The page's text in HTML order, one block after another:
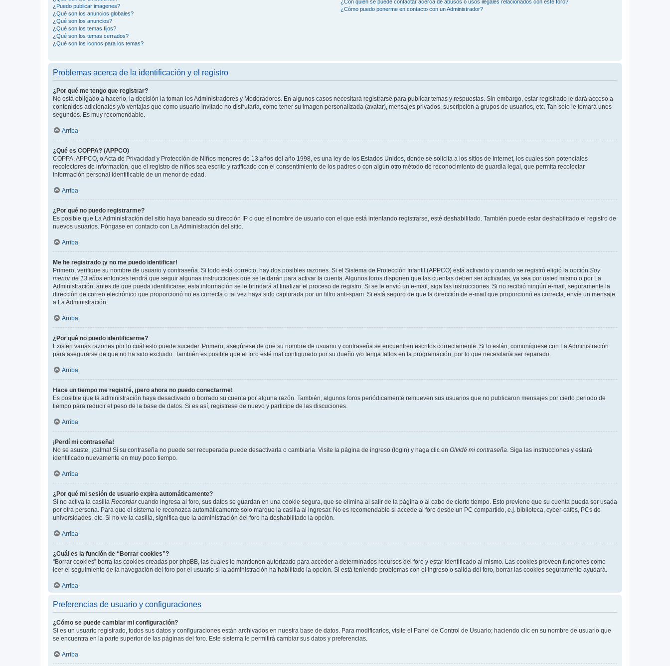
¿Puedo publicar imagenes?
¿Qué son los anuncios globales?
¿Qué son los anuncios?
¿Qué son los temas fijos?
¿Qué son los temas cerrados?
¿Qué son los iconos para los temas?
¿Con quién se puede contactar acerca de abusos o usos ilegales relacionados con este foro?
¿Cómo puedo ponerme en contacto con un Administrador?
Problemas acerca de la identificación y el registro
¿Por qué me tengo que registrar?
No está obligado a hacerlo, la decisión la toman los Administradores y Moderadores. En algunos casos necesitará registrarse para publicar temas y respuestas. Sin embargo, estar registrado le dará acceso a
contenidos adicionales y/o ventajas que como usuario invitado no disfrutaría, como tener su imagen personalizada (avatar), mensajes privados, suscripción a grupos de usuarios, etc. Tan solo le tomará unos
segundos. Es muy recomendable.
Arriba
¿Qué es COPPA? (APPCO)
COPPA, APPCO, o Acta de Privacidad y Protección de Niños menores de 13 años del año 1998, es una ley de los Estados Unidos, donde se solicita a los sitios de Internet, los cuales son potenciales
recolectores de información, que el registro de niños sea escrito y ratificado con el consentimiento de los padres o con algún otro método de reconocimiento de guardia legal, que permita recolectar
información personal identificable de un menor de edad.
Arriba
¿Por qué no puedo registrarme?
Es posible que La Administración del sitio haya baneado su dirección IP o que el nombre de usuario con el que está intentando registrarse, esté deshabilitado. También puede estar deshabilitado el registro de
nuevos usuarios. Póngase en contacto con La Administración del sitio.
Arriba
Me he registrado ¡y no me puedo identificar!
Primero, verifique su nombre de usuario y contraseña. Si todo está correcto, hay dos posibles razones. Si el Sistema de Protección Infantil (APPCO) está activado y cuando se registró eligió la opción Soy
menor de 13 años entonces tendrá que seguir algunas instrucciones que se le darán para activar la cuenta. Algunos foros disponen que las cuentas deben ser activadas, ya sea por usted mismo o por La
Administración, antes de que pueda identificarse; esta información se le brindará al finalizar el proceso de registro. Si se le envió un e-mail, siga las instrucciones. Si no recibió ningún e-mail, seguramente la
dirección de correo electrónico que proporcionó no es correcta o tal vez haya sido capturada por un filtro anti-spam. Si está seguro de que la dirección de e-mail que proporcionó es correcta, envíe un mensaje
a La Administración.
Arriba
¿Por qué no puedo identificarme?
Existen varias razones por lo cuál esto puede suceder. Primero, asegúrese de que su nombre de usuario y contraseña se encuentren escritos correctamente. Si lo están, comuníquese con La Administración
para asegurarse de que no ha sido excluido. También es posible que el foro esté mal configurado por su dueño y/o tenga fallos en la programación, por lo que necesitaría ser reparado.
Arriba
Hace un tiempo me registré, ¡pero ahora no puedo conectarme!
Es posible que la administración haya desactivado o borrado su cuenta por alguna razón. También, algunos foros periódicamente remueven sus usuarios que no publicaron mensajes por cierto periodo de
tiempo para reducir el peso de la base de datos. Si es así, registrese de nuevo y participe de las discuciones.
Arriba
¡Perdí mi contraseña!
No se asuste, ¡calma! Si su contraseña no puede ser recuperada puede desactivarla o cambiarla. Visite la página de ingreso (login) y haga clic en Olvidé mi contraseña. Siga las instrucciones y estará
identificado nuevamente en muy poco tiempo.
Arriba
¿Por qué mi sesión de usuario expira automáticamente?
Si no activa la casilla Recordarcuando ingresa al foro, sus datos se guardan en una cookie segura, que se elimina al salir de la página o al cabo de cierto tiempo. Esto previene que su cuenta pueda ser usada
por otra persona. Para que el sistema le reconozca automáticamente solo marque la casilla al ingresar. No es recomendable si accede al foro desde un PC compartido, e.j. biblioteca, cyber-cafés, PCs de
universidades, etc. Si no ve la casilla, significa que la administración del foro ha deshabilitado la opción.
Arriba
¿Cuál es la función de “Borrar cookies”?
“Borrar cookies” borra las cookies creadas por phpBB, las cuales le mantienen autorizado para acceder a determinados recursos del foro y estar identificado al mismo. Las cookies proveen funciones como
leer el seguimiento de la navegación del foro por el usuario si la administración ha habilitado la opción. Si está teniendo problemas con el ingreso o salida del foro, borrar las cookies seguramente ayudará.
Arriba
Preferencias de usuario y configuraciones
¿Cómo se puede cambiar mi configuración?
Si es un usuario registrado, todos sus datos y configuraciones están archivados en nuestra base de datos. Para modificarlos, visite el Panel de Control de Usuario; haciendo clic en su nombre de usuario que
se encuentra en la parte superior de las páginas del foro. Este sistema le permitirá cambiar sus datos y preferencias.
Arriba